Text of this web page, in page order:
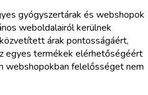
gyógyszertárak és webshopok
weboldalairól kerülnek
árak pontosságáért,
egyes termékek elérhetőségéért
webshopokban felelősséget nem